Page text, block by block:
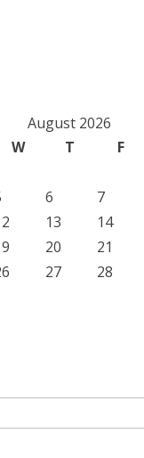
August 2026
W T F
6 7
13 14
20 21
27 28